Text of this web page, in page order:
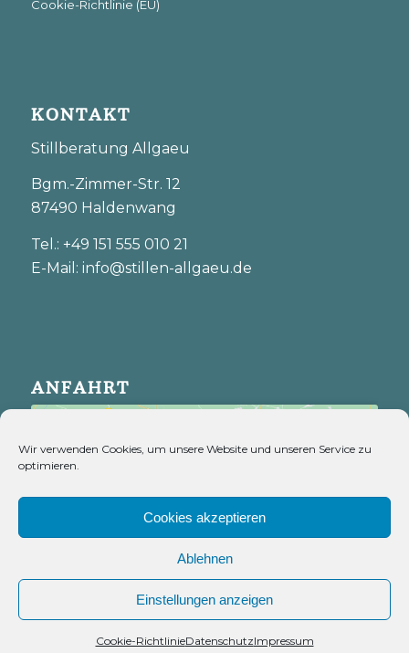
Wir verwenden Cookies, um unsere Website und unseren Service zu
optimieren.
Cookies akzeptieren
Ablehnen
Einstellungen anzeigen
Cookie-RichtlinieDatenschutzImpressum
Cookie-Richtlinie (EU)
KONTAKT
Stillberatung Allgaeu
Bgm.-Zimmer-Str. 12
87490 Haldenwang
Tel.: +49 151 555 010 21
E-Mail: info@stillen-allgaeu.de
ANFAHRT
Klicke hier, um Marketing-Cookies zu
akzeptieren und diesen Inhalt zu aktivieren
Kontakt